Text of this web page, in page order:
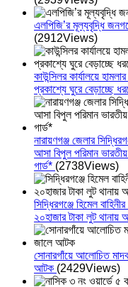
এলপিজি’র মূল্যবৃদ্ধি
(2912Views)
কাউন্সিলর কার্যালয়ে
প্রকাশ্যে ঘুরে বেড়াচ্ছে
নারায়ণগঞ্জ জেলার
আসা বিপুল পরিমান
গার্ড* (2738Views)
সিদ্ধিরগঞ্জে হিমেল
২০হাজার টাকা লুট থানায়
সোনারগাঁয়ে আলোচিত
আটক (2429Views)